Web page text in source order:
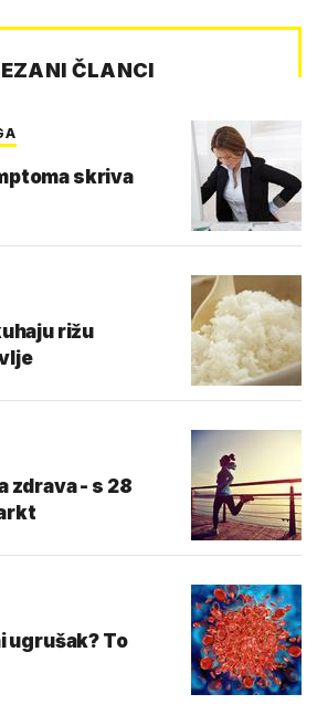
ČLANCI
skriva
rižu
zdrava - s 28
ugrušak? To